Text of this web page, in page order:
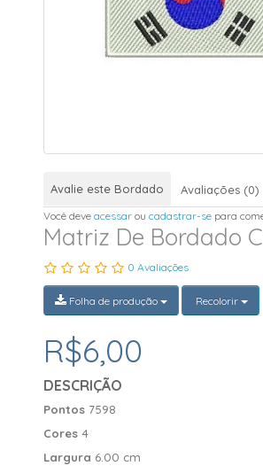
Avalie este Bordado Avaliações (0)
Você deveacessar oucadastrar-se para
Matriz De Bordado
0 Avaliações
Folha de produção Recolorir
R$6,00
DESCRIÇÃO
Pontos 7598
Cores4
Largura 6.00 cm